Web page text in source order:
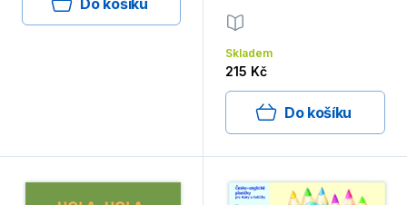
Skladem
215 Kč
Do košíku